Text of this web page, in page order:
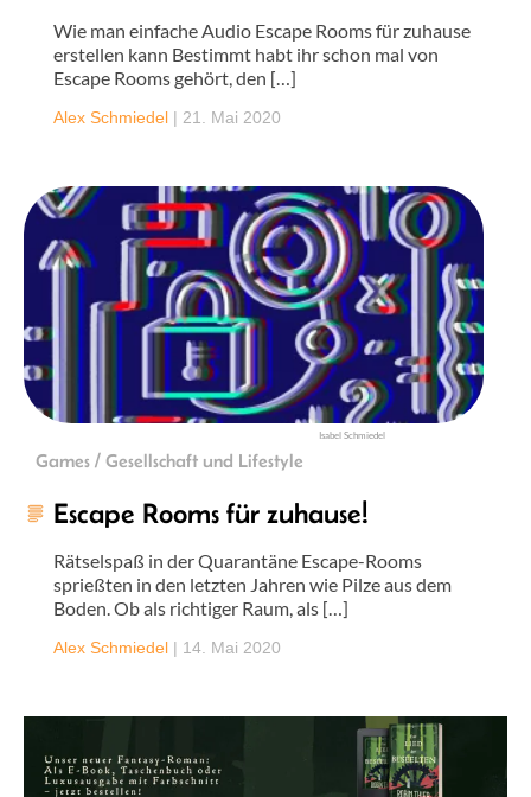
Wie man einfache Audio Escape Rooms für zuhause
erstellen kann Bestimmt habt ihr schon mal von
Escape Rooms gehört, den […]
Alex Schmiedel | 21. Mai 2020
Isabel Schmiedel
Games / Gesellschaft und Lifestyle
Escape Rooms für zuhause!
Rätselspaß in der Quarantäne Escape-Rooms
sprießten in den letzten Jahren wie Pilze aus dem
Boden. Ob als richtiger Raum, als […]
Alex Schmiedel | 14. Mai 2020